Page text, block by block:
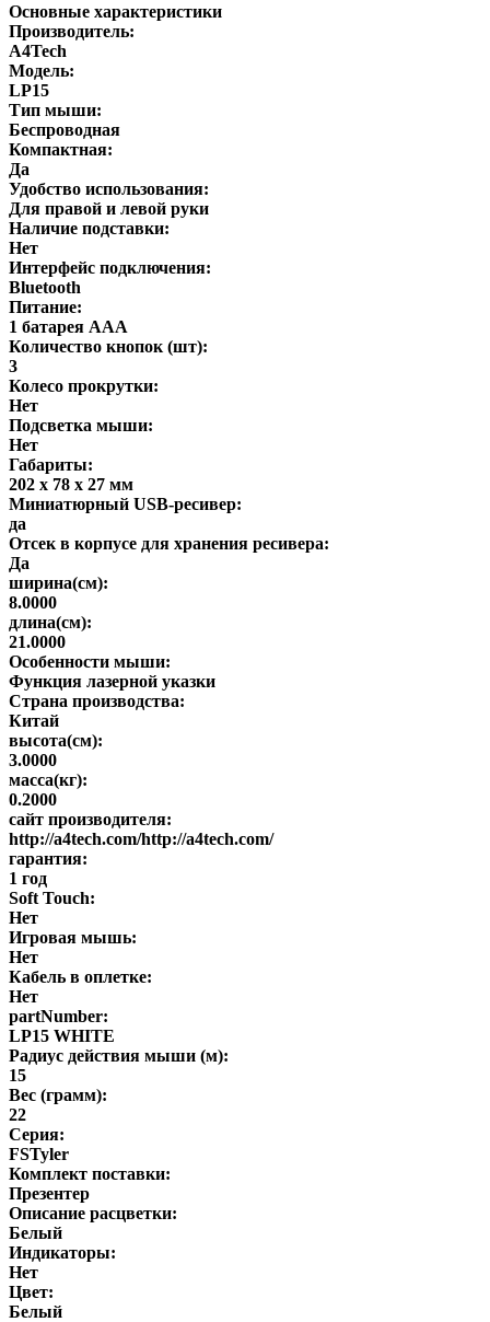
Основные характеристики
Производитель:
A4Tech
Модель:
LP15
Тип мыши:
Беспроводная
Компактная:
Да
Удобство использования:
Для правой и левой руки
Наличие подставки:
Нет
Интерфейс подключения:
Bluetooth
Питание:
1 батарея ААА
Количество кнопок (шт):
3
Колесо прокрутки:
Нет
Подсветка мыши:
Нет
Габариты:
202 х 78 х 27 мм
Миниатюрный USB-ресивер:
да
Отсек в корпусе для хранения ресивера:
Да
ширина(см):
8.0000
длина(см):
21.0000
Особенности мыши:
Функция лазерной указки
Страна производства:
Китай
высота(см):
3.0000
масса(кг):
0.2000
сайт производителя:
http://a4tech.com/http://a4tech.com/
гарантия:
1 год
Soft Touch:
Нет
Игровая мышь:
Нет
Кабель в оплетке:
Нет
partNumber:
LP15 WHITE
Радиус действия мыши (м):
15
Вес (грамм):
22
Серия:
FSTyler
Комплект поставки:
Презентер
Описание расцветки:
Белый
Индикаторы:
Нет
Цвет:
Белый